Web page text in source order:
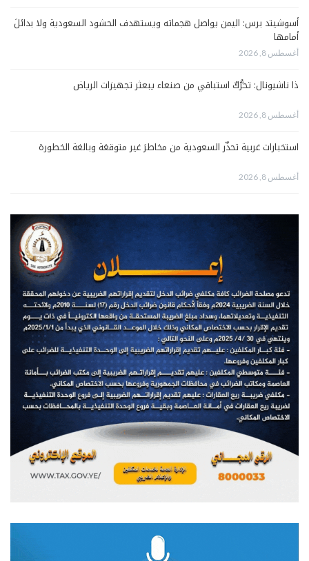
أسوشيتد برس: اليمن يواصل هجماته ويستهدف الحشود السعودية ولا بدائلَ
أمامها
أغسطس 8, 2026
ذا ناشيونال: تحرُّكٌ استباقي من صنعاء يبعثر تجهيزات الرياض
أغسطس 8, 2026
استخبارات غربية تحذّر السعودية من مخاطرَ غير متوقعَة وبالغة الخطورة
أغسطس 8, 2026